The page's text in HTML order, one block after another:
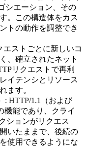
シエーション、その
。この構造体をカス
トの動作を調整でき
エストごとに新しいコ
、確立されたネット
リクエストで再利
イテンシとリソース
ます。
: HTTP/1.1（および
機能であり、クライ
ションがリクエス
いたままで、後続の
使用できるようにな